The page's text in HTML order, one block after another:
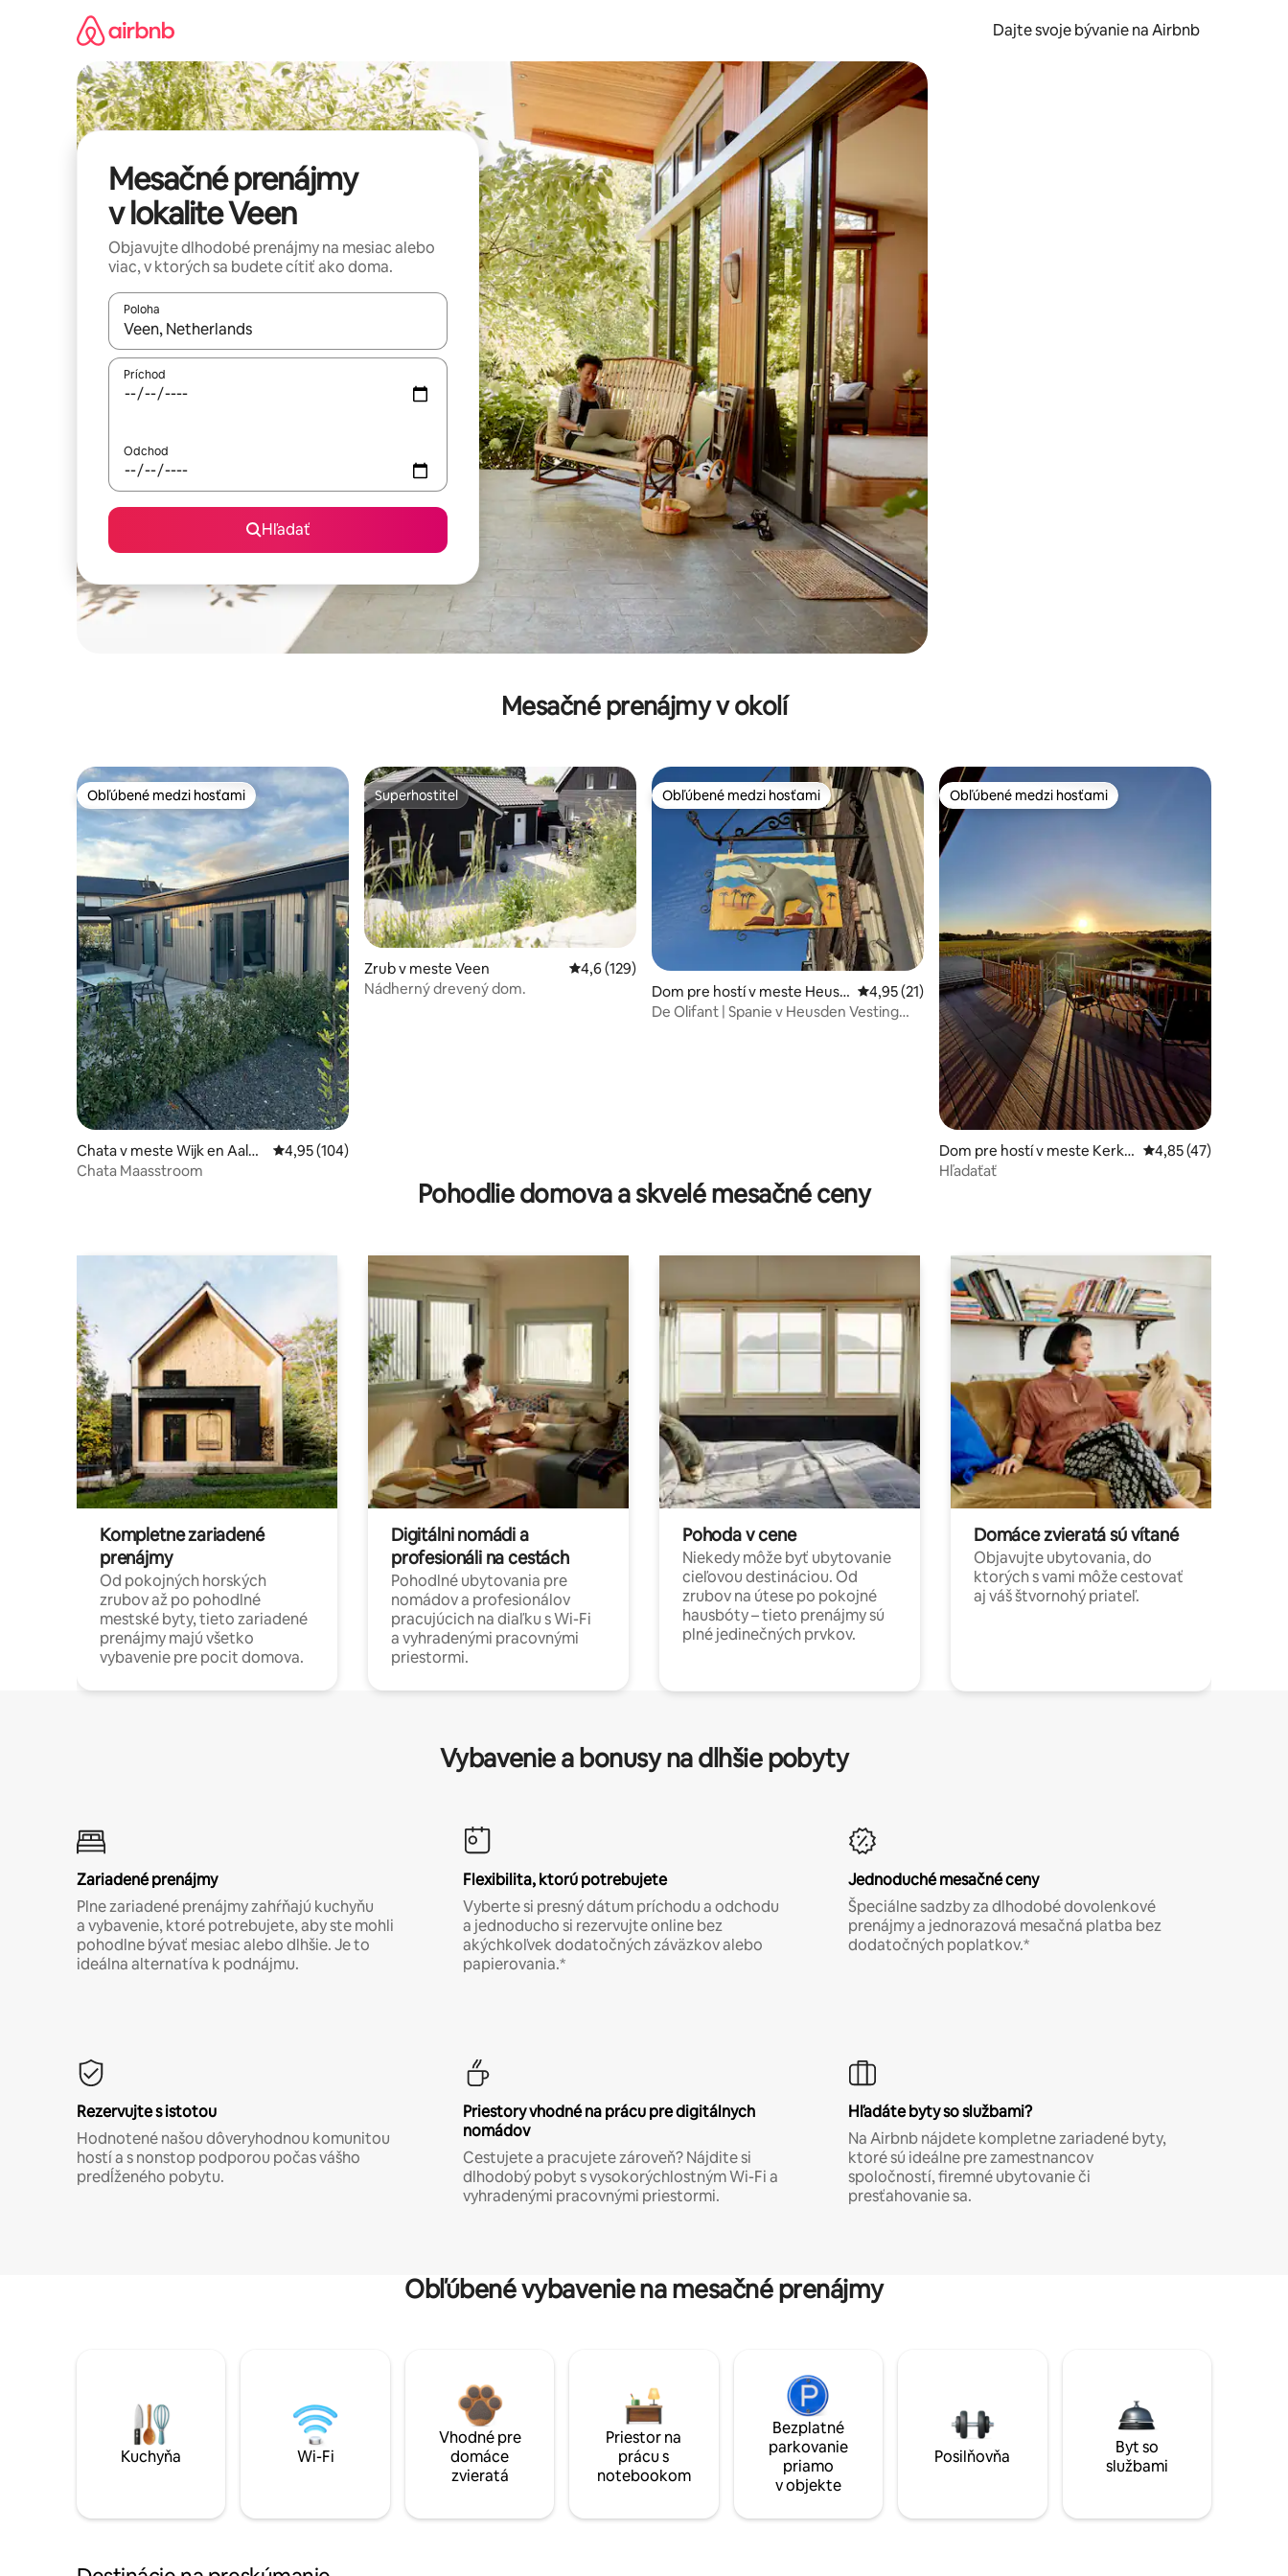
Dajte svoje bývanie na Airbnb
Mesačné prenájmy
v lokalite Veen
Objavujte dlhodobé prenájmy na mesiac alebo
viac, v ktorých sa budete cítiť ako doma.
Poloha
Keď budú výsledky k dispozícii, môžete si ich prechádzať pomocou klávesov so šípkami nahor a nadol alebo ich preskúmať pomocou dotykových gest či potiahnutia prstom.
Príchod
Odchod
Hľadať
Mesačné prenájmy v okolí
Obľúbené medzi hosťami
Obľúbené medzi hosťami
Chata v meste Wijk en Aalbu
rg
Priemerné ohodnotenie 4,95 z 5, počet hodnotení: 104
4,95 (104)
Chata Maasstroom
Superhostiteľ
Superhostiteľ
Zrub v meste Veen Priemerné ohodnotenie 4,6 z 5, počet hodnotení: 129
4,6 (129)
Nádherný drevený dom.
Obľúbené medzi hosťami
Obľúbené medzi hosťami
Dom pre hostí v meste Heusd
en
Priemerné ohodnotenie 4,95 z 5, počet hodnotení: 21
4,95 (21)
De Olifant | Spanie v Heusden Vesting
Obľúbené medzi hosťami
Obľúbené medzi hosťami
Dom pre hostí v meste Kerkw
ijk
Priemerné
4,85 (47)
Hľadaťať
Pohodlie domova a skvelé mesačné ceny
Kompletne zariadené
prenájmy
Od pokojných horských
zrubov až po pohodlné
mestské byty, tieto zariadené
prenájmy majú všetko
vybavenie pre pocit domova.
Digitálni nomádi a
profesionáli na cestách
Pohodlné ubytovania pre
nomádov a profesionálov
pracujúcich na diaľku s Wi-Fi
a vyhradenými pracovnými
priestormi.
Pohoda v cene
Niekedy môže byť ubytovanie
cieľovou destináciou. Od
zrubov na útese po pokojné
hausbóty – tieto prenájmy sú
plné jedinečných prvkov.
Domáce zvieratá sú vítané
Objavujte ubytovania, do
ktorých s vami môže cestovať
aj váš štvornohý priateľ.
Vybavenie a bonusy na dlhšie pobyty
Zariadené prenájmy
Plne zariadené prenájmy zahŕňajú kuchyňu
a vybavenie, ktoré potrebujete, aby ste mohli
pohodlne bývať mesiac alebo dlhšie. Je to
ideálna alternatíva k podnájmu.
Flexibilita, ktorú potrebujete
Vyberte si presný dátum príchodu a odchodu
a jednoducho si rezervujte online bez
akýchkoľvek dodatočných záväzkov alebo
papierovania.*
Jednoduché mesačné ceny
Špeciálne sadzby za dlhodobé dovolenkové
prenájmy a jednorazová mesačná platba bez
dodatočných poplatkov.*
Rezervujte s istotou
Hodnotené našou dôveryhodnou komunitou
hostí a s nonstop podporou počas vášho
predĺženého pobytu.
Priestory vhodné na prácu pre digitálnych
nomádov
Cestujete a pracujete zároveň? Nájdite si
dlhodobý pobyt s vysokorýchlostným Wi-Fi a
vyhradenými pracovnými priestormi.
Hľadáte byty so službami?
Na Airbnb nájdete kompletne zariadené byty,
ktoré sú ideálne pre zamestnancov
spoločností, firemné ubytovanie či
presťahovanie sa.
Obľúbené vybavenie na mesačné prenájmy
Kuchyňa Wi-Fi
Vhodné pre
domáce
zvieratá
Priestor na
prácu s
notebookom
Bezplatné
parkovanie
priamo
v objekte
Posilňovňa
Byt so
službami